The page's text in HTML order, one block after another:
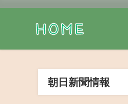
朝日新聞情報